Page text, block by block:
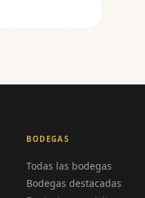
BODEGAS
Todas las bodegas
Bodegas destacadas